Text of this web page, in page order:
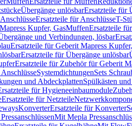
Übergänge unlösbarErsatzteile für
AnschlüsseErsatzteile für AnschlüsseT-
Kupfer, GasMuffenErsatzteile
und Verbindungen, lösbar
Ersatzteile für Geberit Mapress
Ersatzteile für Übergänge unlösbar
Ersatzteile für Zubehör für Geberit
SystemdichtungenSets
und AbdeckplattenSpülkästen
für Hygieneeinbaumodule
Ersatzteile für Netzteile
KonverterErsatzteile für Konverter
Mit Mepla